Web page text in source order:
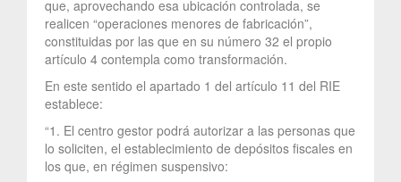
que, aprovechando esa ubicación controlada, se
realicen “operaciones menores de fabricación”,
constituidas por las que en su número 32 el propio
artículo 4 contempla como transformación.
En este sentido el apartado 1 del artículo 11 del RIE
establece:
“1. El centro gestor podrá autorizar a las personas que
lo soliciten, el establecimiento de depósitos fiscales en
los que, en régimen suspensivo: